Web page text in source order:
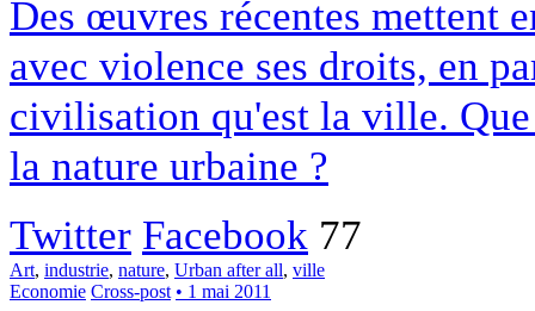
Des œuvres récentes mettent
avec violence ses droits, en
civilisation qu'est la ville.
la nature urbaine ?
Twitter Facebook 77
Art, industrie, nature, Urban after all, ville
Economie Cross-post • 1 mai 2011